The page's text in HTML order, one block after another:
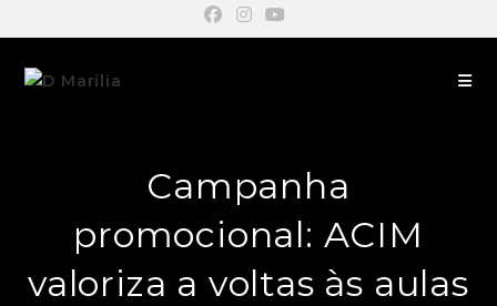
Campanha
promocional: ACIM
valoriza a voltas às aulas